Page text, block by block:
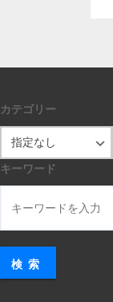
カテゴリー
キーワード
検索